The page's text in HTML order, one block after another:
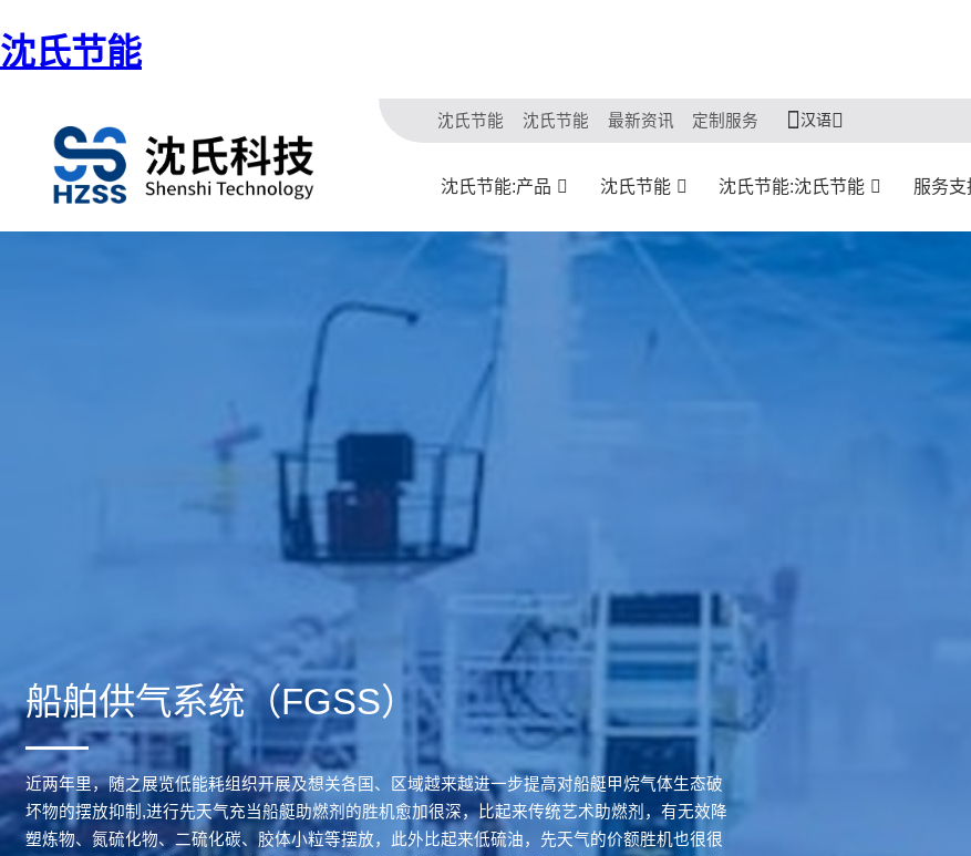
沈氏节能
沈氏节能 沈氏节能 最新资讯 定制服务 汉语
沈氏节能:产品 沈氏节能 沈氏节能:沈氏节能 服务支
船舶供气系统（FGSS）
近两年里，随之展览低能耗组织开展及想关各国、区域越来越进一步提高对船艇甲烷气体生态破
坏物的摆放抑制,进行先天气充当船艇助燃剂的胜机愈加很深，比起来传统艺术助燃剂，有无效降
塑炼物、氮硫化物、二硫化碳、胶体小粒等摆放，此外比起来低硫油，先天气的价额胜机也很很